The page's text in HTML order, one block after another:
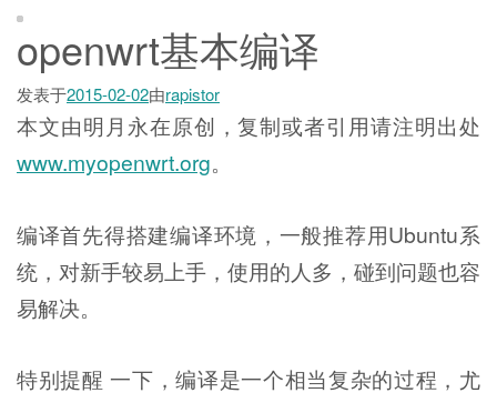
openwrt基本编译
发表于2015-02-02由rapistor
本文由明月永在原创，复制或者引用请注明出处
www.myopenwrt.org。
编译首先得搭建编译环境，一般推荐用Ubuntu系
统，对新手较易上手，使用的人多，碰到问题也容
易解决。
特别提醒 一下，编译是一个相当复杂的过程，尤